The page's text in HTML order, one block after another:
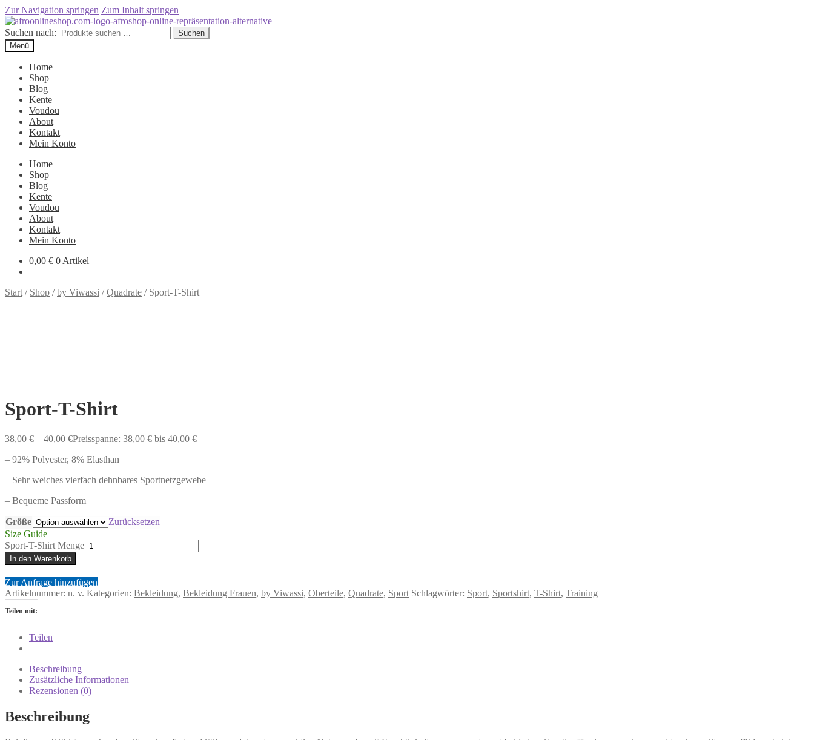
Zur Navigation springen Zum Inhalt springen
Suchen nach:
Suchen
Menü
Home
Shop
Blog
Kente
Voudou
About
Kontakt
Mein Konto
Home
Shop
Blog
Kente
Voudou
About
Kontakt
Mein Konto
0,00 € 0 Artikel
Start / Shop /by Viwassi /Quadrate / Sport-T-Shirt
Sport-T-Shirt
38,00 € – 40,00 €Preisspanne: 38,00 € bis 40,00 €
– 92% Polyester, 8% Elasthan
– Sehr weiches vierfach dehnbares Sportnetzgewebe
– Bequeme Passform
Größe
Zurücksetzen
Size Guide
Sport-T-Shirt Menge
In den Warenkorb
Zur Anfrage hinzufügen
Artikelnummer: n. v. Kategorien: Bekleidung, Bekleidung Frauen, by Viwassi, Oberteile, Quadrate, Sport Schlagwörter: Sport, Sportshirt, T-Shirt, Training
Teilen mit:
Teilen
Beschreibung
Zusätzliche Informationen
Rezensionen (0)
Beschreibung